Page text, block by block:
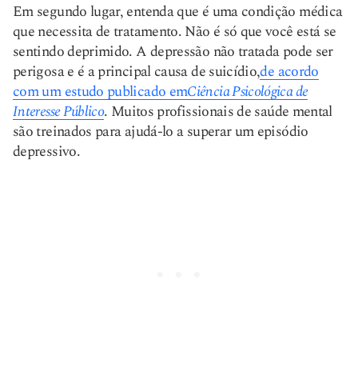
Em segundo lugar, entenda que é uma condição médica
que necessita de tratamento. Não é só que você está se
sentindo deprimido. A depressão não tratada pode ser
perigosa e é a principal causa de suicídio,de acordo
com um estudo publicado emCiência Psicológica de
Interesse Público. Muitos profissionais de saúde mental
são treinados para ajudá-lo a superar um episódio
depressivo.